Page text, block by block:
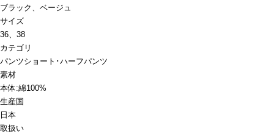
ブラック、ベージュ
サイズ
36、38
カテゴリ
パンツショート･ハーフパンツ
素材
本体:綿100%
生産国
日本
取扱い